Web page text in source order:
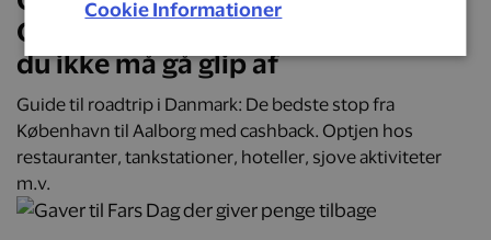
Oplevelser, mad og overnatninger,
du ikke må gå glip af
Guide til roadtrip i Danmark: De bedste stop fra
København til Aalborg med cashback. Optjen hos
restauranter, tankstationer, hoteller, sjove aktiviteter
m.v.
Cookie Informationer